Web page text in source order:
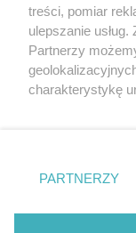
Nie zapomnij
zapoznać się z:
Twojemiasto
Piekary Śląskie
Chorzów
Tarnowskie Góry
Gliwice
treści, pomiar
ulepszanie
Partnerzy
charakterystykę
zmienić/wycofać
znajdujący się w
rodzaje
użytkownika, ale
PARTNERZY